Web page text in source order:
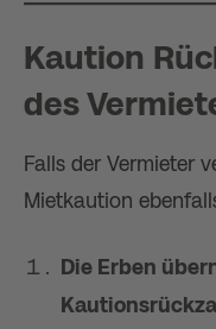
Kaution
des
Falls der Vermieter
Mietkaution
Die Erben